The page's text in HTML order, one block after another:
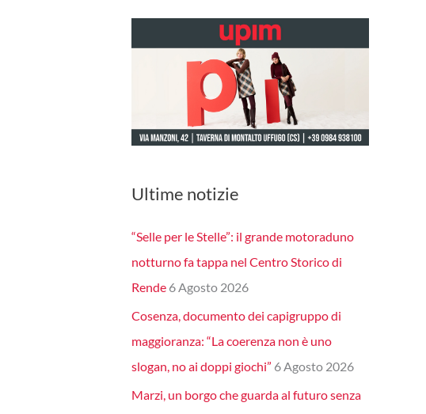
Ultime notizie
“Selle per le Stelle”: il grande motoraduno
notturno fa tappa nel Centro Storico di
Rende 6 Agosto 2026
Cosenza, documento dei capigruppo di
maggioranza: “La coerenza non è uno
slogan, no ai doppi giochi” 6 Agosto 2026
Marzi, un borgo che guarda al futuro senza